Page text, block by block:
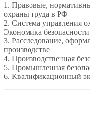
1. Правовые,
охраны труда в РФ
2. Система управления
Экономика безопасности
3. Расследование,
производстве
4. Производственная
5. Промышленная
6. Квалификационный